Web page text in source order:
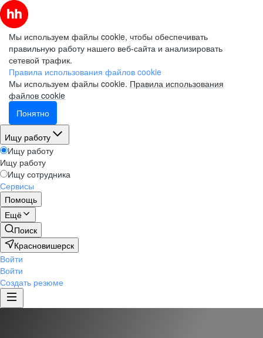
Мы используем файлы cookie, чтобы обеспечивать
правильную работу нашего веб-сайта и анализировать
сетевой трафик.
Правила использования файлов cookie
Мы используем файлы cookie. Правила использования
файлов cookie
Понятно
Ищу работу
Ищу работу
Ищу работу
Ищу сотрудника
Сервисы
Помощь
Ещё
Поиск
Красновишерск
Войти
Войти
Создать резюме